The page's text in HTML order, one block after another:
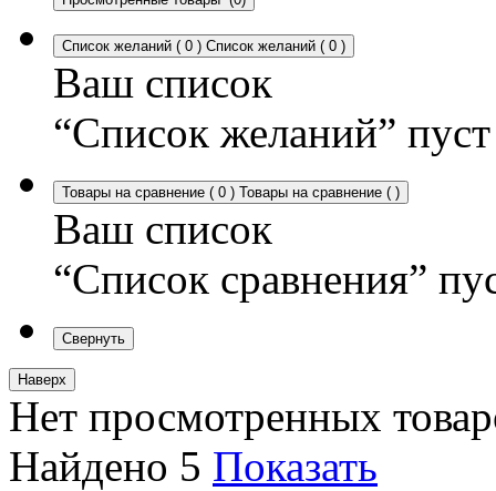
Список желаний ( 0 ) Список желаний ( 0 )
Ваш список
“Список желаний” пуст
Товары на сравнение ( 0 ) Товары на сравнение ( )
Ваш список
“Список сравнения”
Свернуть
Наверх
Нет просмотренных
Найдено 5 Показать